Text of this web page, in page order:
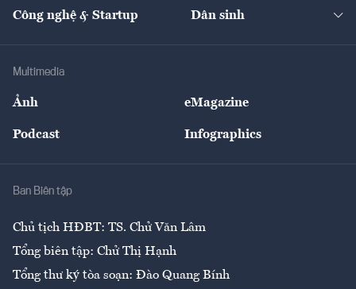
Tư vấn Nông sản
Giải trí
Công nghệ & Startup Dân sinh
Multimedia
Ảnh eMagazine
Podcast Infographics
Ban Biên tập
Chủ tịch HĐBT: TS. Chử Văn Lâm
Tổng biên tập: Chử Thị Hạnh
Tổng thư ký tòa soạn: Đào Quang Bính